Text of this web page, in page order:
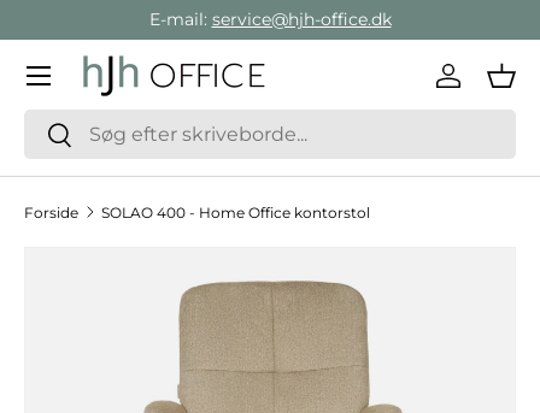
Gå direkte til indholdet
E-mail: service@hjh-office.dk
SøgSøg
Log ind
Menu
Forside SOLAO 400 - Home Office kontorstol
Hop til produktinformation